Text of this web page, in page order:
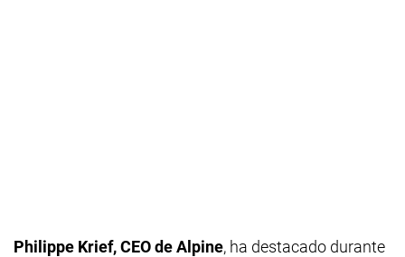
Philippe Krief, CEO de Alpine, ha destacado durante